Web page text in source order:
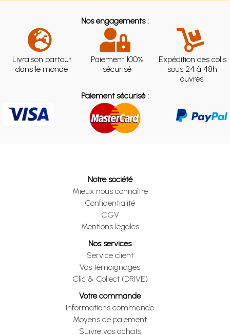
Nos engagements :
Livraison partout
dans le monde
Paiement 100%
sécurisé
Expédition des colis
sous 24 à 48h
ouvrés.
Paiement sécurisé :
Notre société
Mieux nous connaître
Confidentialité
CGV
Mentions légales
Nos services
Service client
Vos témoignages
Clic & Collect (DRIVE)
Votre commande
Informations commande
Moyens de paiement
Suivre vos achats